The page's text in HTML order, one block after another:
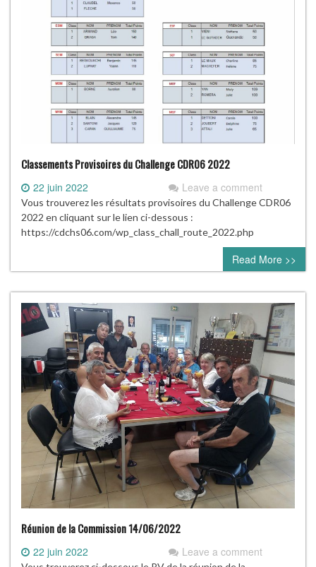
Classements Provisoires du Challenge CDR06 2022
22 juin 2022 Leave a comment
Vous trouverez les résultats provisoires du Challenge CDR06
2022 en cliquant sur le lien ci-dessous :
https://cdchs06.com/wp_class_chall_route_2022.php
Read More >>
Réunion de la Commission 14/06/2022
22 juin 2022 Leave a comment